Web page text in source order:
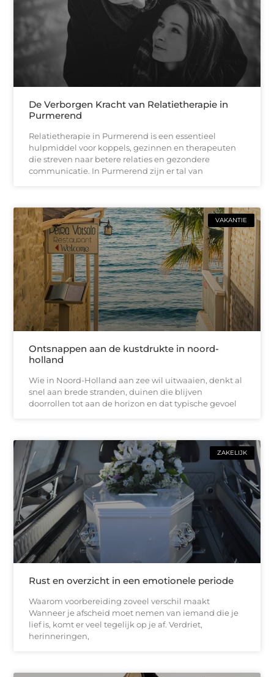
De Verborgen Kracht van Relatietherapie in
Purmerend
Relatietherapie in Purmerend is een essentieel
hulpmiddel voor koppels, gezinnen en therapeuten
die streven naar betere relaties en gezondere
communicatie. In Purmerend zijn er tal van
VAKANTIE
Ontsnappen aan de kustdrukte in noord-
holland
Wie in Noord-Holland aan zee wil uitwaaien, denkt al
snel aan brede stranden, duinen die blijven
doorrollen tot aan de horizon en dat typische gevoel
ZAKELIJK
Rust en overzicht in een emotionele periode
Waarom voorbereiding zoveel verschil maakt
Wanneer je afscheid moet nemen van iemand die je
lief is, komt er veel tegelijk op je af. Verdriet,
herinneringen,